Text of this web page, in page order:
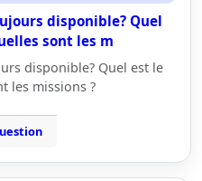
disponible? Quel
sont les m
disponible? Quel est le
les missions ?